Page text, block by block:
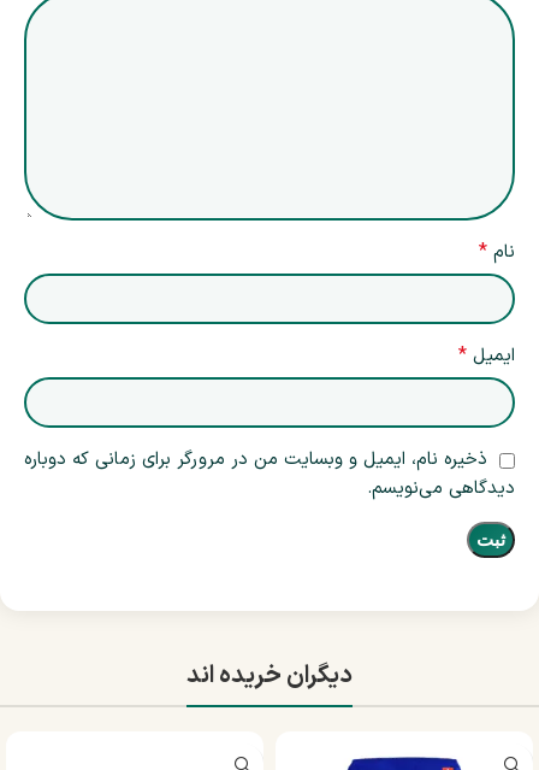
نام *
ایمیل *
ذخیره نام، ایمیل و وبسایت من در مرورگر برای زمانی که دوباره
دیدگاهی می‌نویسم.
دیگران خریده اند